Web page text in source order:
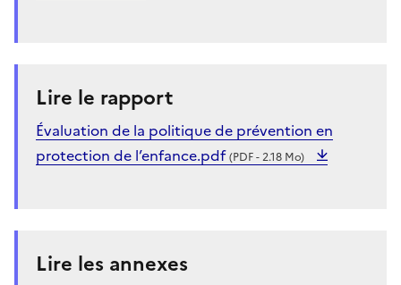
Lire le rapport
Évaluation de la politique de prévention en
protection de l’enfance.pdf(PDF - 2.18 Mo)
Lire les annexes